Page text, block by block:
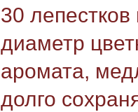
30
диаметр
аромата,
долго